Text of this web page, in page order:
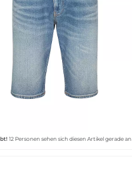
12 Personen sehen sich diesen Artikel gerade an